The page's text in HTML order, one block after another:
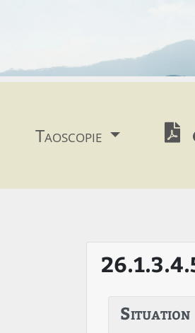
Taoscopie
Situation